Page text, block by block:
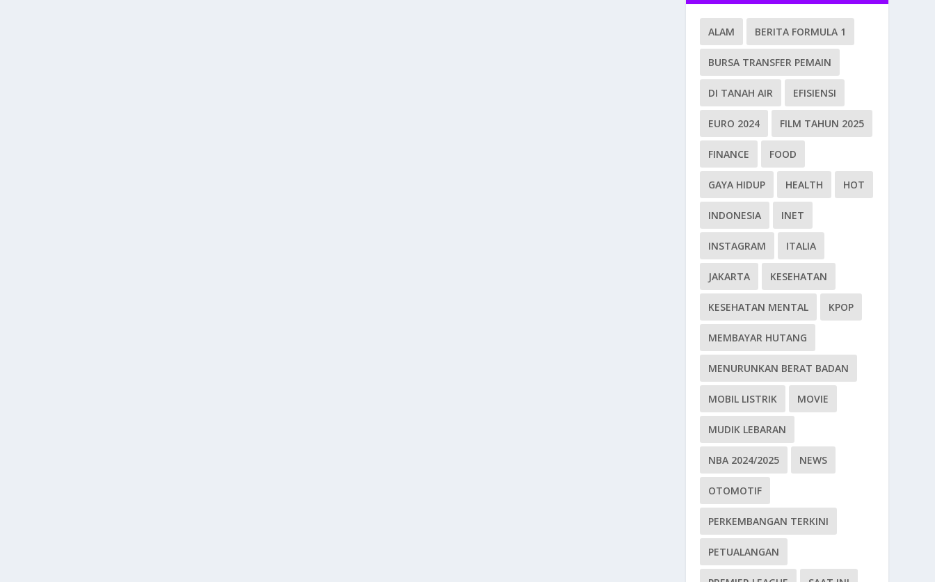
ALAM BERITA FORMULA 1
BURSA TRANSFER PEMAIN
DI TANAH AIR EFISIENSI
EURO 2024 FILM TAHUN 2025
FINANCE FOOD
GAYA HIDUP HEALTH HOT
INDONESIA INET
INSTAGRAM ITALIA
JAKARTA KESEHATAN
KESEHATAN MENTAL KPOP
MEMBAYAR HUTANG
MENURUNKAN BERAT BADAN
MOBIL LISTRIK MOVIE
MUDIK LEBARAN
NBA 2024/2025 NEWS
OTOMOTIF
PERKEMBANGAN TERKINI
PETUALANGAN